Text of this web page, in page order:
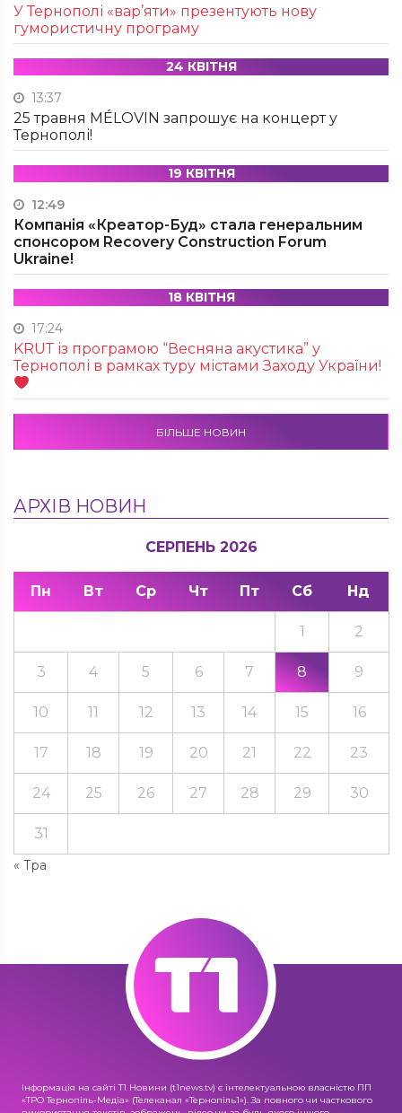
У Тернополі «вар’яти» презентують нову
гумористичну програму
24 КВІТНЯ
13:37
25 травня MÉLOVIN запрошує на концерт у
Тернополі!
19 КВІТНЯ
12:49
Компанія «Креатор-Буд» стала генеральним
спонсором Recovery Construction Forum
Ukraine!
18 КВІТНЯ
17:24
KRUТ із програмою “Весняна акустика” у
Тернополі в рамках туру містами Заходу України!
БІЛЬШЕ НОВИН
АРХІВ НОВИН
СЕРПЕНЬ 2026
Пн Вт Ср Чт Пт Сб Нд
« Тра
1 2
3 4 5 6 7 8 9
10 11 12 13 14 15 16
17 18 19 20 21 22 23
24 25 26 27 28 29 30
31
Інформація на сайті Т1 Новини (t1news.tv) є інтелектуальною власністю ПП
«ТРО Тернопіль-Медіа» (Телеканал «Тернопіль1»). За повного чи часткового